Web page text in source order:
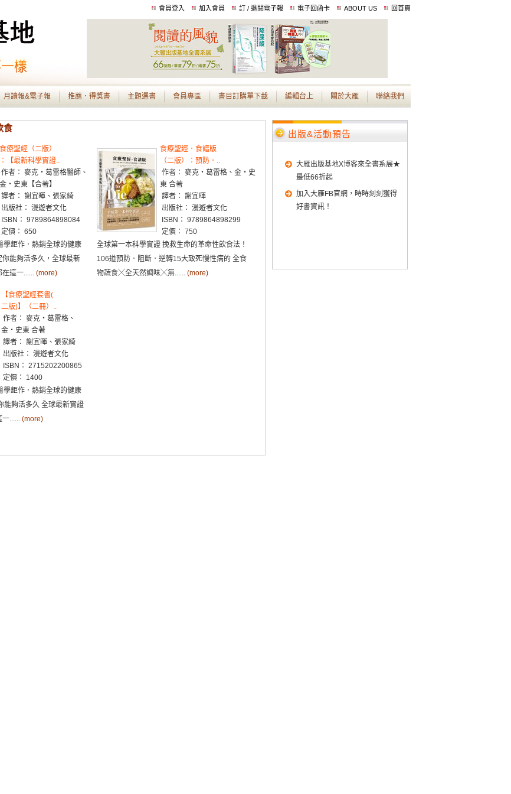
會員登入 加入會員 訂 / 退閱電子報 電子回函卡 ABOUT US 回首頁
月讀報&電子報 推薦．得獎書 主題選書 會員專區 書目訂購單下載 編輯台上 關於大雁 聯絡我們
食
食療聖經（二版）
：【最新科學實證..
作者： 麥克‧葛雷格醫師、
金‧史東【合著】
譯者： 謝宜暉、張家綺
出版社： 漫遊者文化
ISBN： 9789864898084
定價： 650
學鉅作．熱銷全球的健康
能夠活多久，全球最新
這一...... (more)
食療聖經．食譜版
（二版）：預防．..
作者： 麥克‧葛雷格、金‧史
東 合著
譯者： 謝宜暉
出版社： 漫遊者文化
ISBN： 9789864898299
定價： 750
全球第一本科學實證 挽救生命的革命性飲食法！
106道預防．阻斷．逆轉15大致死慢性病的 全食
物蔬食╳全天然調味╳無...... (more)
【食療聖經套書(
二版)】（二冊）..
作者： 麥克‧葛雷格、
金‧史東 合著
譯者： 謝宜暉、張家綺
出版社： 漫遊者文化
ISBN： 2715202200865
定價： 1400
學鉅作．熱銷全球的健康
能夠活多久 全球最新實證
一...... (more)
出版&活動預告
大雁出版基地X博客來全書系展★
最低66折起
加入大雁FB官網，時時刻刻獲得
好書資訊！